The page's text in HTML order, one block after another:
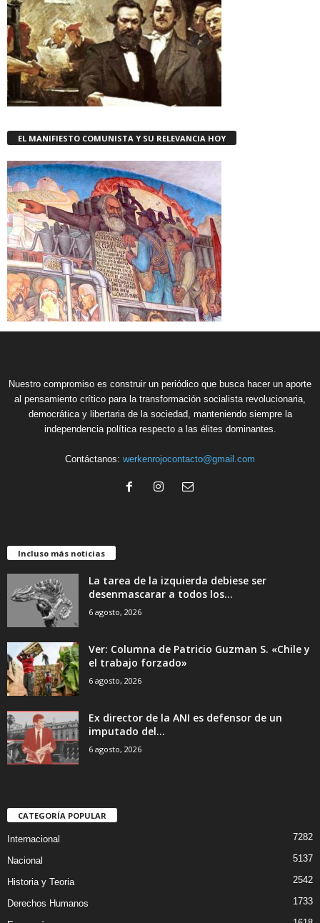
EL MANIFIESTO COMUNISTA Y SU RELEVANCIA HOY
Nuestro compromiso es construir un periódico que busca hacer un aporte
al pensamiento crítico para la transformación socialista revolucionaria,
democrática y libertaria de la sociedad, manteniendo siempre la
independencia política respecto a las élites dominantes.
Contáctanos: werkenrojocontacto@gmail.com
Incluso más noticias
La tarea de la izquierda debiese ser
desenmascarar a todos los...
6 agosto, 2026
Ver: Columna de Patricio Guzman S. «Chile y
el trabajo forzado»
6 agosto, 2026
Ex director de la ANI es defensor de un
imputado del...
6 agosto, 2026
CATEGORÍA POPULAR
Internacional 7282
Nacional 5137
Historia y Teoria 2542
Derechos Humanos 1733